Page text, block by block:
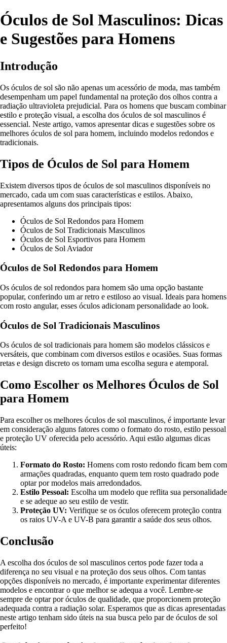
Óculos de Sol Masculinos: Dicas
e Sugestões para Homens
Introdução
Os óculos de sol são não apenas um acessório de moda, mas também
desempenham um papel fundamental na proteção dos olhos contra a
radiação ultravioleta prejudicial. Para os homens que buscam combinar
estilo e proteção visual, a escolha dos óculos de sol masculinos é
essencial. Neste artigo, vamos apresentar dicas e sugestões sobre os
melhores óculos de sol para homem, incluindo modelos redondos e
tradicionais.
Tipos de Óculos de Sol para Homem
Existem diversos tipos de óculos de sol masculinos disponíveis no
mercado, cada um com suas características e estilos. Abaixo,
apresentamos alguns dos principais tipos:
Óculos de Sol Redondos para Homem
Óculos de Sol Tradicionais Masculinos
Óculos de Sol Esportivos para Homem
Óculos de Sol Aviador
Óculos de Sol Redondos para Homem
Os óculos de sol redondos para homem são uma opção bastante
popular, conferindo um ar retro e estiloso ao visual. Ideais para homens
com rosto angular, esses óculos adicionam personalidade ao look.
Óculos de Sol Tradicionais Masculinos
Os óculos de sol tradicionais para homem são modelos clássicos e
versáteis, que combinam com diversos estilos e ocasiões. Suas formas
retas e design discreto os tornam uma escolha segura e atemporal.
Como Escolher os Melhores Óculos de Sol
para Homem
Para escolher os melhores óculos de sol masculinos, é importante levar
em consideração alguns fatores como o formato do rosto, estilo pessoal
e proteção UV oferecida pelo acessório. Aqui estão algumas dicas
úteis:
Formato do Rosto: Homens com rosto redondo ficam bem com
armações quadradas, enquanto quem tem rosto quadrado pode
optar por modelos mais arredondados.
Estilo Pessoal: Escolha um modelo que reflita sua personalidade
e se adeque ao seu estilo de vestir.
Proteção UV: Verifique se os óculos oferecem proteção contra
os raios UV-A e UV-B para garantir a saúde dos seus olhos.
Conclusão
A escolha dos óculos de sol masculinos certos pode fazer toda a
diferença no seu visual e na proteção dos seus olhos. Com tantas
opções disponíveis no mercado, é importante experimentar diferentes
modelos e encontrar o que melhor se adequa a você. Lembre-se
sempre de optar por óculos de qualidade, que proporcionem proteção
adequada contra a radiação solar. Esperamos que as dicas apresentadas
neste artigo tenham sido úteis na sua busca pelo par de óculos de sol
perfeito!